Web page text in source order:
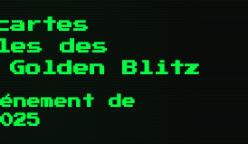
des
Golden Blitz
de